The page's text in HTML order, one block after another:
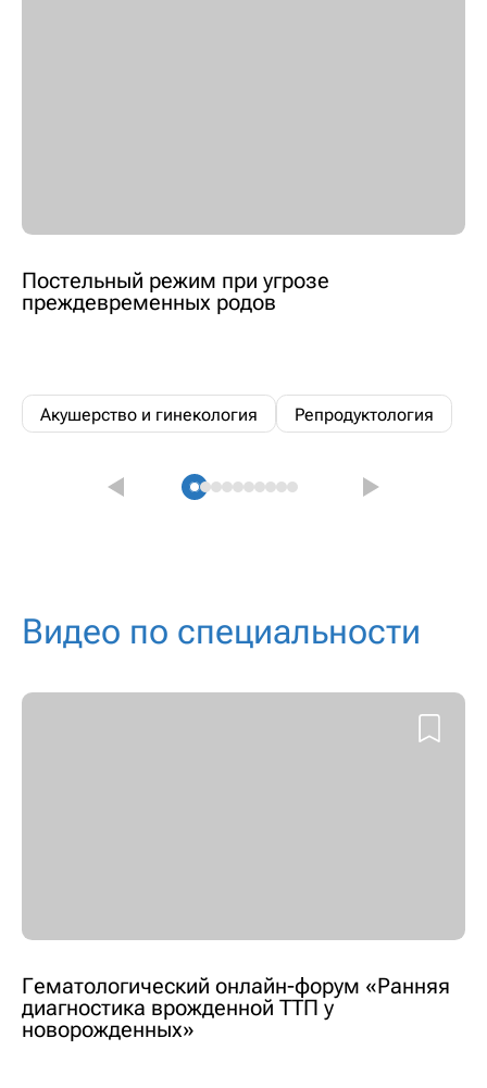
Постельный режим при угрозе
преждевременных родов
Акушерство и гинекология Репродуктология
Видео по специальности
Гематологический онлайн-форум «Ранняя
диагностика врожденной ТТП у
новорожденных»